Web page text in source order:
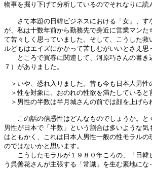
物事を掘り下げて分析しているのでそれなりに読
さて本題の日韓ビジネスにおける「女」、す
が、私は十数年前から勤務先で身近に営業マン
て苦々しく思っていました。そして、こうした
ルどもはエイズにかかって苦しむがいいとさえ思
ところで買春に関連して、河原巧さんの書き
７）がありました。
＞いや、恐れ入りました。昔も今も日本人男性
＞性を対象に、おのれの性欲を満たしていると
＞男性の半数は半月城さんの前では顔を上げら
この話の信憑性はどんなものでしょうか。と
男性が日本で「半数」という割合は多いような
はともかく、これは日本人男性一般の性モラル
のではないかと思います。
こうしたモラルが１９８０年ころの、「日韓
う呉善花さんが主張する「常識」を生む素地に